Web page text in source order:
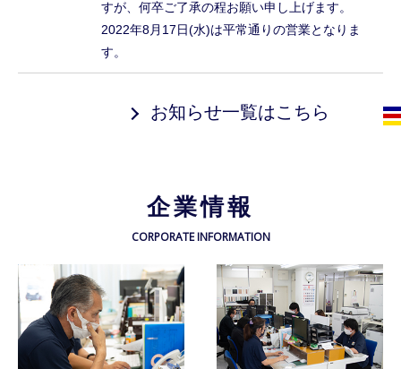
すが、何卒ご了承の程お願い申し上げます。
2022年8月17日(水)は平常通りの営業となりま
す。
お知らせ一覧はこちら
企業情報
CORPORATE INFORMATION